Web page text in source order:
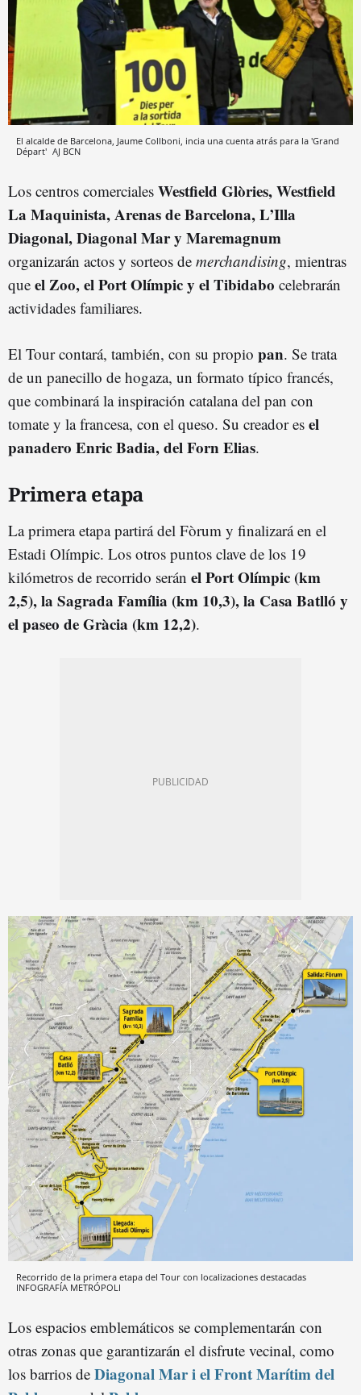
El alcalde de Barcelona, Jaume Collboni, incia una cuenta atrás para la 'Grand
Départ' AJ BCN
Los centros comerciales Westfield Glòries, Westfield
La Maquinista, Arenas de Barcelona, L’Illa
Diagonal, Diagonal Mar y Maremagnum
organizarán actos y sorteos de merchandising, mientras
que el Zoo, el Port Olímpic y el Tibidabo celebrarán
actividades familiares.
El Tour contará, también, con su propio pan. Se trata
de un panecillo de hogaza, un formato típico francés,
que combinará la inspiración catalana del pan con
tomate y la francesa, con el queso. Su creador es el
panadero Enric Badia, del Forn Elias.
Primera etapa
La primera etapa partirá del Fòrum y finalizará en el
Estadi Olímpic. Los otros puntos clave de los 19
kilómetros de recorrido serán el Port Olímpic (km
2,5), la Sagrada Família (km 10,3), la Casa Batlló y
el paseo de Gràcia (km 12,2).
Recorrido de la primera etapa del Tour con localizaciones destacadas
INFOGRAFÍA METRÓPOLI
Los espacios emblemáticos se complementarán con
otras zonas que garantizarán el disfrute vecinal, como
los barrios de Diagonal Mar i el Front Marítim del